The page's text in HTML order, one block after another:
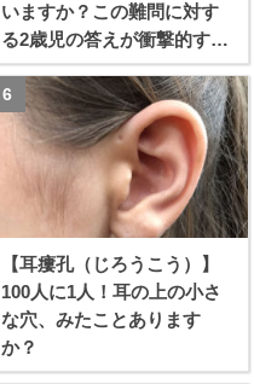
いますか？この難問に対す
る2歳児の答えが衝撃的すぎ
る！！
【耳瘻孔（じろうこう）】
100人に1人！耳の上の小さ
な穴、みたことあります
か？